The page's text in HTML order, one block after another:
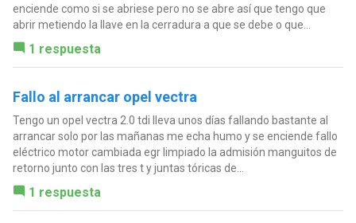
enciende como si se abriese pero no se abre así que tengo que
abrir metiendo la llave en la cerradura a que se debe o que...
1 respuesta
Fallo al arrancar opel vectra
Tengo un opel vectra 2.0 tdi lleva unos días fallando bastante al
arrancar solo por las mañanas me echa humo y se enciende fallo
eléctrico motor cambiada egr limpiado la admisión manguitos de
retorno junto con las tres t y juntas tóricas de...
1 respuesta